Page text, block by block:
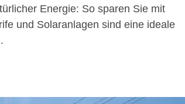
Energie: So sparen Sie mit
und Solaranlagen sind eine ideale